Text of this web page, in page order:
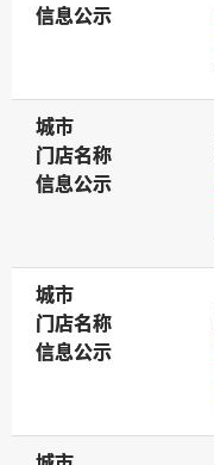
信息公示
信息公示
城市
城市
门店名称
门店名称
信息公示
信息公示
城市
城市
门店名称
门店名称
信息公示
信息公示